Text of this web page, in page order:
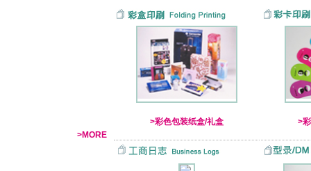
>MORE
>彩色包装纸盒/礼盒 >